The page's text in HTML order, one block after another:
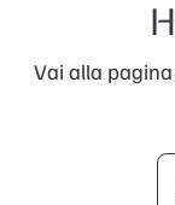
Vai alla